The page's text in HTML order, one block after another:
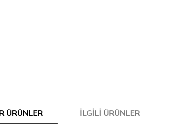
ÜRÜNLER İLGILI ÜRÜNLER